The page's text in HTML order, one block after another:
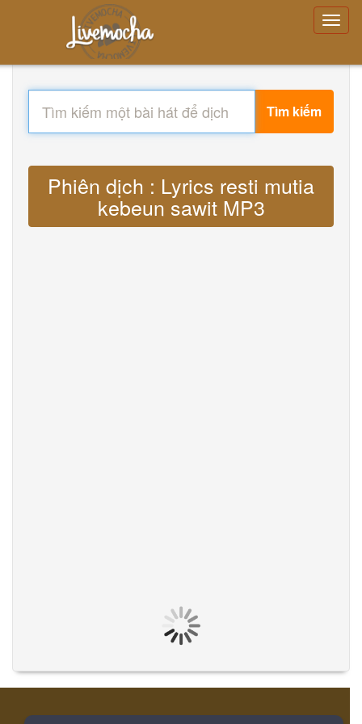
Tìm kiếm
Phiên dịch : Lyrics resti mutia
kebeun sawit MP3